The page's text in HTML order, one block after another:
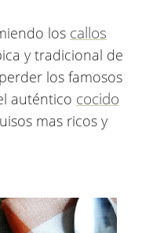
los callos
y tradicional de
los famosos
auténtico cocido
mas ricos y